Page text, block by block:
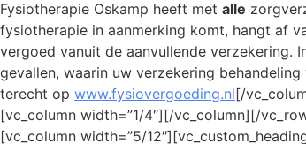
Fysiotherapie Oskamp heeft met alle
fysiotherapie in aanmerking komt, hangt af
vergoed vanuit de aanvullende verzekering.
gevallen, waarin uw verzekering
terecht op www.fysiovergoeding.nl[/
[vc_column width=”1/4″][/vc_column][/
[vc_column width=”5/